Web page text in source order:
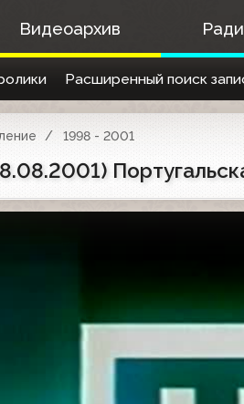
Видеоархив
Расширенный поиск
1998 - 2001